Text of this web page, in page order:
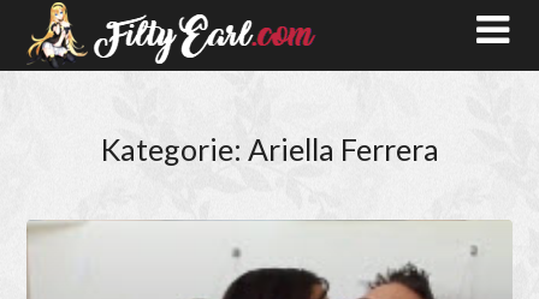
Kategorie: Ariella Ferrera